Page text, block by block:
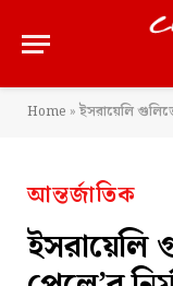
Home » ইসরায়েলি
আন্তর্জাতিক
ইসরায়েলি